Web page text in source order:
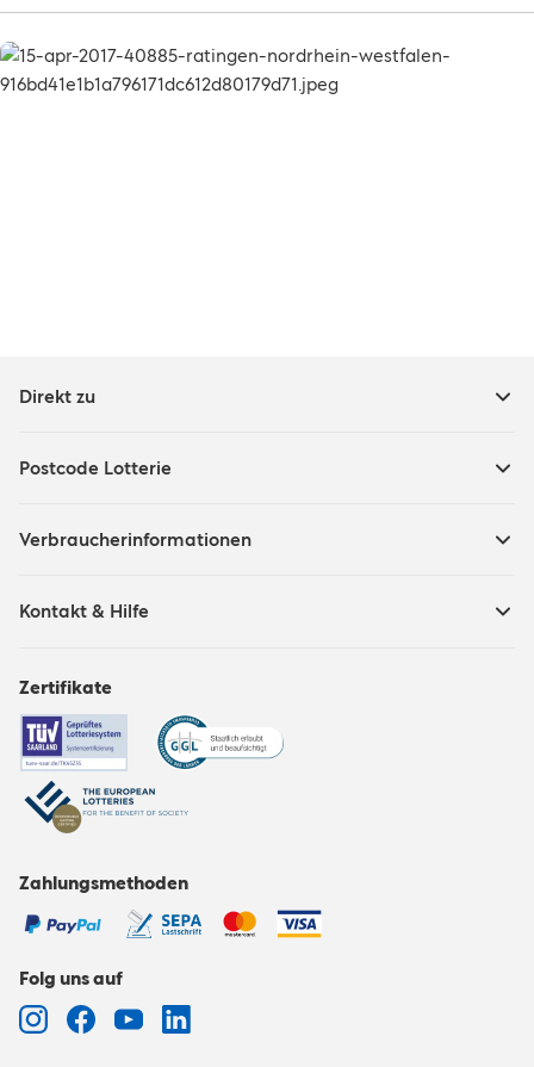
Direkt zu
Postcode Lotterie
Verbraucherinformationen
Kontakt & Hilfe
Zertifikate
Zahlungsmethoden
Folg uns auf